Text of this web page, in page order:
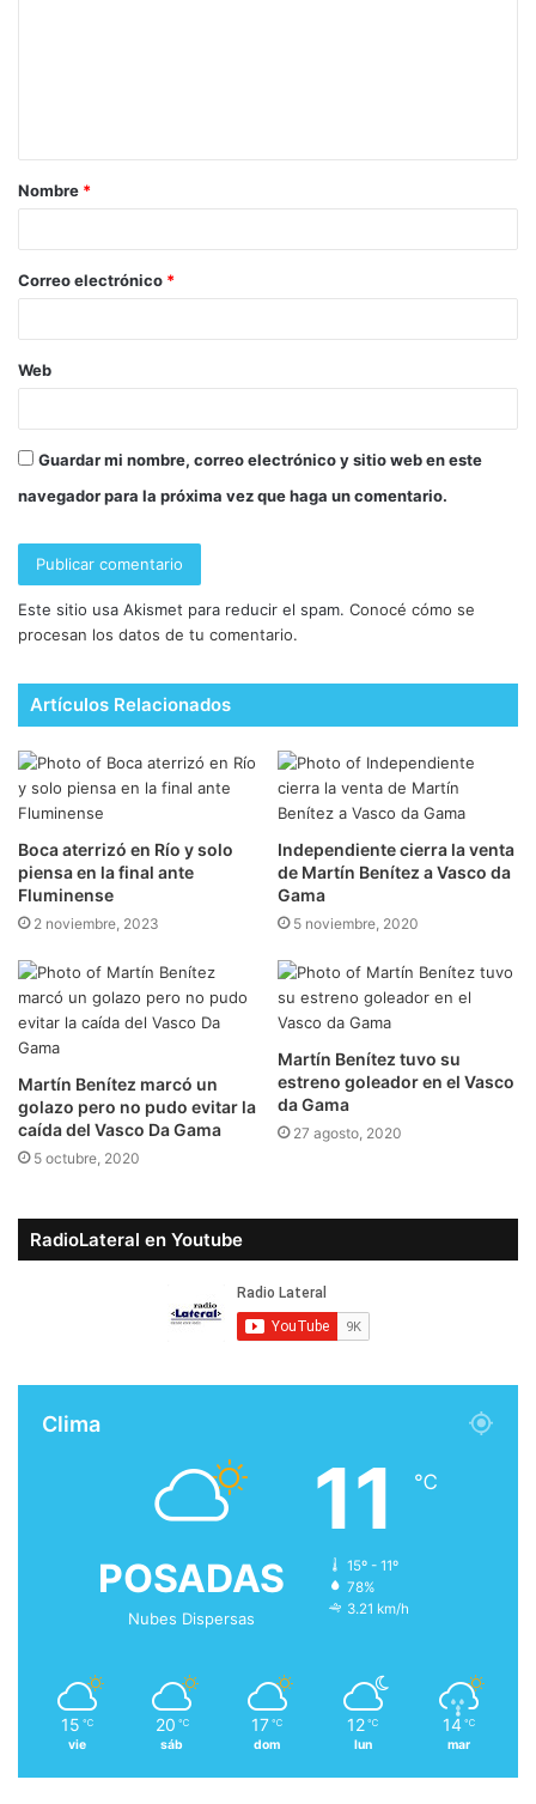
Nombre *
Correo electrónico *
Web
Guardar mi nombre, correo electrónico y sitio web en este
navegador para la próxima vez que haga un comentario.
Este sitio usa Akismet para reducir el spam. Conocé cómo se
procesan los datos de tu comentario.
Artículos Relacionados
Boca aterrizó en Río y solo
piensa en la final ante
Fluminense
2 noviembre, 2023
Independiente cierra la venta
de Martín Benítez a Vasco da
Gama
5 noviembre, 2020
Martín Benítez marcó un
golazo pero no pudo evitar la
caída del Vasco Da Gama
5 octubre, 2020
Martín Benítez tuvo su
estreno goleador en el Vasco
da Gama
27 agosto, 2020
RadioLateral en Youtube
Clima
POSADAS
Nubes Dispersas
11 ℃
15º - 11º
78%
3.21 km/h
15 ℃
vie
20 ℃
sáb
17 ℃
dom
12 ℃
lun
14 ℃
mar